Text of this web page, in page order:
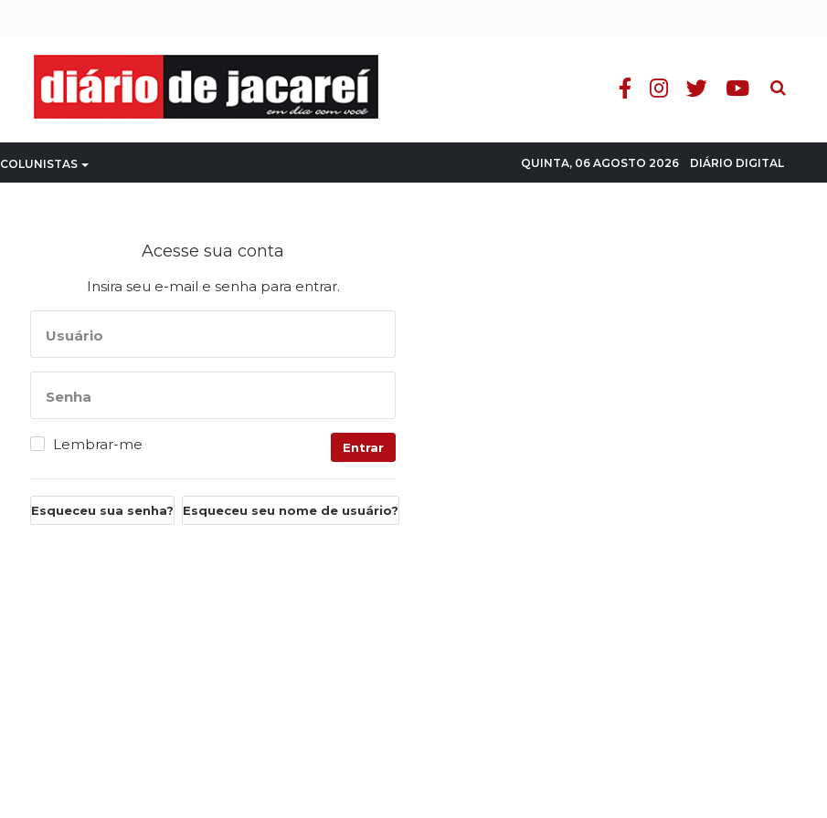
Pesquisa
COLUNISTAS QUINTA, 06 AGOSTO 2026 DIÁRIO DIGITAL
Acesse sua conta
Insira seu e-mail e senha para entrar.
Usuário
Senha
Lembrar-me Entrar
Esqueceu sua senha? Esqueceu seu nome de usuário?